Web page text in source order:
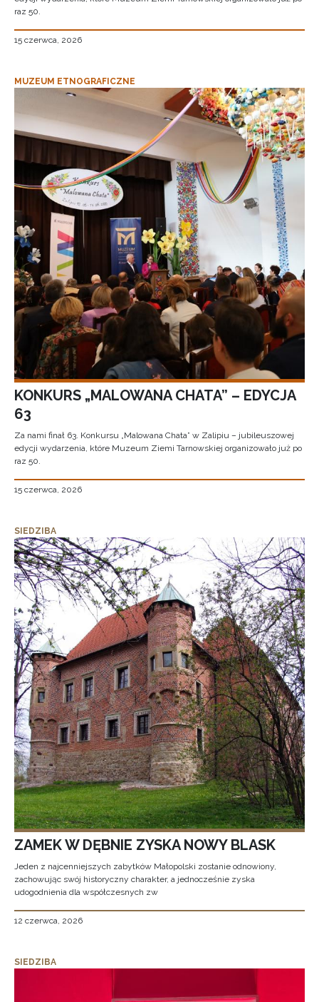
raz 50.
15 czerwca, 2026
MUZEUM ETNOGRAFICZNE
KONKURS „MALOWANA CHATA” – EDYCJA
63
Za nami finał 63. Konkursu „Malowana Chata” w Zalipiu – jubileuszowej
edycji wydarzenia, które Muzeum Ziemi Tarnowskiej organizowało już po
raz 50.
15 czerwca, 2026
SIEDZIBA
ZAMEK W DĘBNIE ZYSKA NOWY BLASK
Jeden z najcenniejszych zabytków Małopolski zostanie odnowiony,
zachowując swój historyczny charakter, a jednocześnie zyska
udogodnienia dla współczesnych zw
12 czerwca, 2026
SIEDZIBA